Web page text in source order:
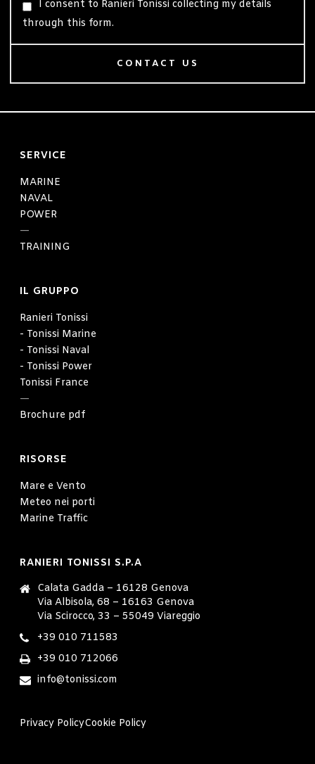
I consent to Ranieri Tonissi collecting my details
through this form.
CONTACT US
SERVICE
MARINE
NAVAL
POWER
—
TRAINING
IL GRUPPO
Ranieri Tonissi
- Tonissi Marine
- Tonissi Naval
- Tonissi Power
Tonissi France
—
Brochure pdf
RISORSE
Mare e Vento
Meteo nei porti
Marine Traffic
RANIERI TONISSI S.P.A
Calata Gadda – 16128 Genova
Via Albisola, 68 – 16163 Genova
Via Scirocco, 33 – 55049 Viareggio
+39 010 711583
+39 010 712066
info@tonissi.com
Privacy PolicyCookie Policy